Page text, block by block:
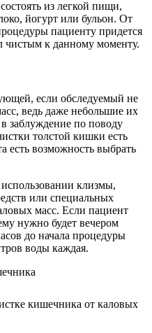
из легкой пищи,
йогурт или бульон. От
пациенту придется
чистым к данному моменту.
если обследуемый не
ведь даже небольшие их
заблуждение по поводу
толстой кишки есть
есть возможность выбрать
клизмы,
или специальных
масс. Если пациент
нужно будет вечером
до начала процедуры
воды каждая.
кишечника от каловых